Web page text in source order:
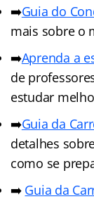
➡️Guia do
mais sobre o
➡️Aprenda a
de
estudar
➡️Guia da
detalhes
como se
➡️ Guia da